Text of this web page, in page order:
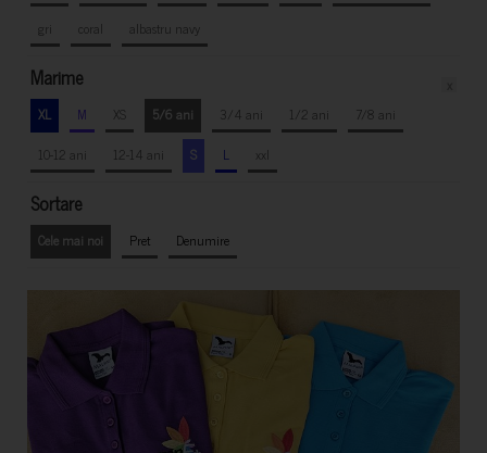
gri
coral albastru navy
Marime
XL M XS 5/6 ani 3/4 ani 1/2 ani
7/8 ani
10-12 ani
12-14 ani S L xxl
Sortare
Cele mai noi Pret Denumire